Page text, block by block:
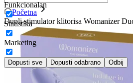
Funkcionalan
Statistika
Marketing
Dopusti sve Dopusti odabrano Odbij
Početna
Dupli stimulator klitorisa Womanizer